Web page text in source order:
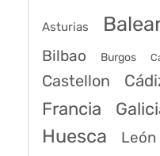
Asturias
Bilbao Burgos
Castellon
Francia
Huesca León